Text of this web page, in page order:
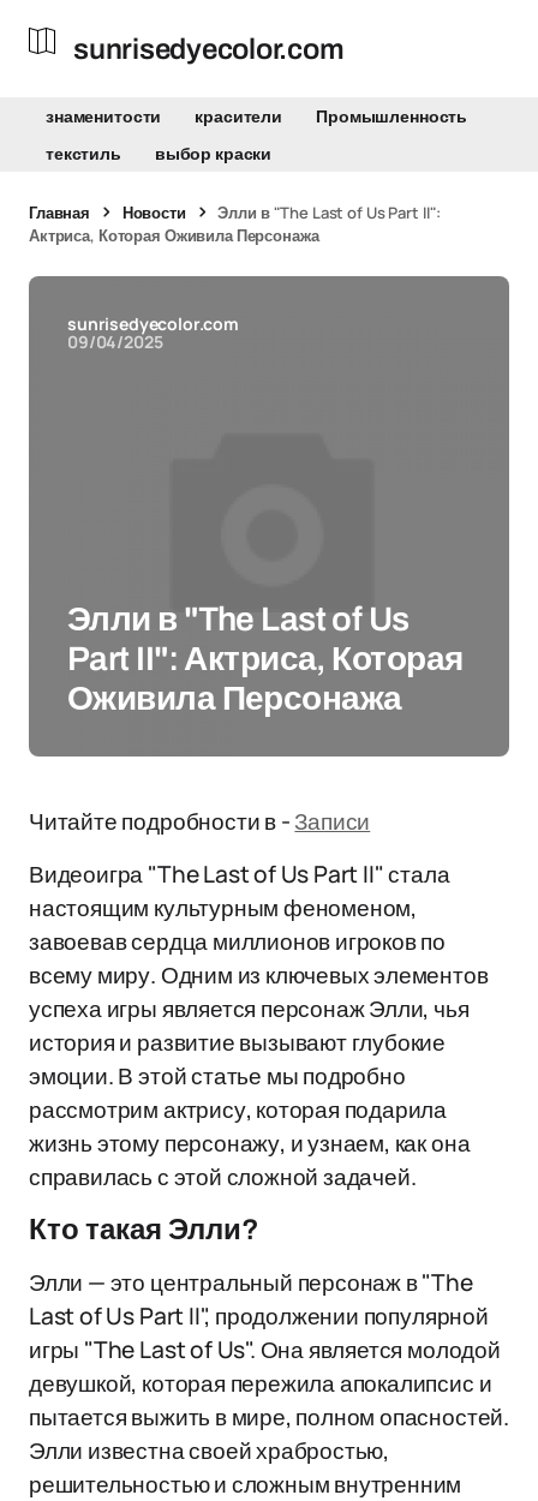
sunrisedyecolor.com
знаменитости красители
Промышленность
текстиль
выбор краски
Главная Новости
Элли в "The Last of Us Part II":
Актриса, Которая Оживила Персонажа
sunrisedyecolor.com
09/04/2025
Элли в "The Last of Us
Part II": Актриса, Которая
Оживила Персонажа
Читайте подробности в -Записи
Видеоигра "The Last of Us Part II" стала
настоящим культурным феноменом,
завоевав сердца миллионов игроков по
всему миру. Одним из ключевых элементов
успеха игры является персонаж Элли, чья
история и развитие вызывают глубокие
эмоции. В этой статье мы подробно
рассмотрим актрису, которая подарила
жизнь этому персонажу, и узнаем, как она
справилась с этой сложной задачей.
Кто такая Элли?
Элли — это центральный персонаж в "The
Last of Us Part II", продолжении популярной
игры "The Last of Us". Она является молодой
девушкой, которая пережила апокалипсис и
пытается выжить в мире, полном опасностей.
Элли известна своей храбростью,
решительностью и сложным внутренним